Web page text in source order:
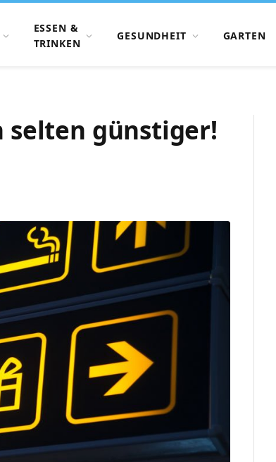
ESSEN &
TRINKEN
GESUNDHEIT GARTEN
selten günstiger!